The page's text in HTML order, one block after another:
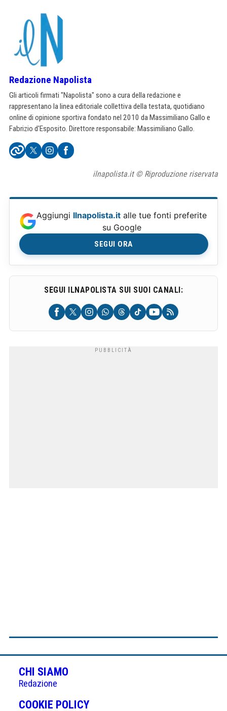
Redazione Napolista
Gli articoli firmati "Napolista" sono a cura della redazione e
rappresentano la linea editoriale collettiva della testata, quotidiano
online di opinione sportiva fondato nel 2010 da Massimiliano Gallo e
Fabrizio d'Esposito. Direttore responsabile: Massimiliano Gallo.
ilnapolista.it © Riproduzione riservata
Aggiungi Ilnapolista.it alle tue fonti preferite
su Google
SEGUI ORA
SEGUI ILNAPOLISTA SUI SUOI CANALI:
CHI SIAMO
Redazione
COOKIE POLICY(APRE